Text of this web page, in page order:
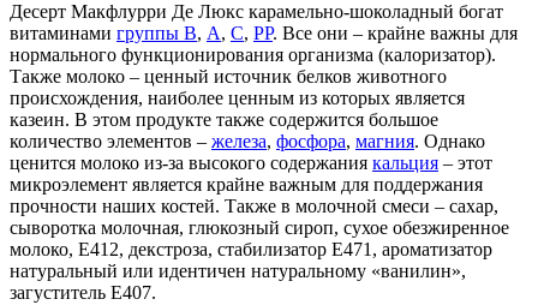
Десерт Макфлурри Де Люкс карамельно-шоколадный богат
витаминами группы В, А, С, РР. Все они – крайне важны для
нормального функционирования организма (калоризатор).
Также молоко – ценный источник белков животного
происхождения, наиболее ценным из которых является
казеин. В этом продукте также содержится большое
количество элементов – железа, фосфора, магния. Однако
ценится молоко из-за высокого содержания кальция – этот
микроэлемент является крайне важным для поддержания
прочности наших костей. Также в молочной смеси – сахар,
сыворотка молочная, глюкозный сироп, сухое обезжиренное
молоко, Е412, декстроза, стабилизатор Е471, ароматизатор
натуральный или идентичен натуральному «ванилин»,
загуститель Е407.